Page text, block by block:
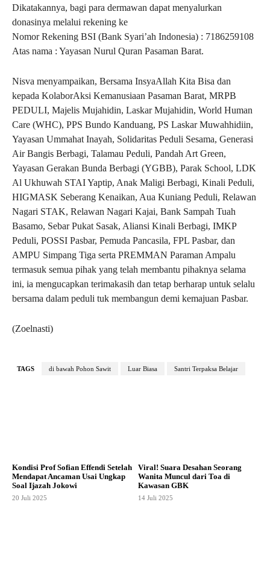
Dikatakannya, bagi para dermawan dapat menyalurkan
donasinya melalui rekening ke
Nomor Rekening BSI (Bank Syari’ah Indonesia) : 7186259108
Atas nama : Yayasan Nurul Quran Pasaman Barat.
Nisva menyampaikan, Bersama InsyaAllah Kita Bisa dan
kepada KolaborAksi Kemanusiaan Pasaman Barat, MRPB
PEDULI, Majelis Mujahidin, Laskar Mujahidin, World Human
Care (WHC), PPS Bundo Kanduang, PS Laskar Muwahhidiin,
Yayasan Ummahat Inayah, Solidaritas Peduli Sesama, Generasi
Air Bangis Berbagi, Talamau Peduli, Pandah Art Green,
Yayasan Gerakan Bunda Berbagi (YGBB), Parak School, LDK
Al Ukhuwah STAI Yaptip, Anak Maligi Berbagi, Kinali Peduli,
HIGMASK Seberang Kenaikan, Aua Kuniang Peduli, Relawan
Nagari STAK, Relawan Nagari Kajai, Bank Sampah Tuah
Basamo, Sebar Pukat Sasak, Aliansi Kinali Berbagi, IMKP
Peduli, POSSI Pasbar, Pemuda Pancasila, FPL Pasbar, dan
AMPU Simpang Tiga serta PREMMAN Paraman Ampalu
termasuk semua pihak yang telah membantu pihaknya selama
ini, ia mengucapkan terimakasih dan tetap berharap untuk selalu
bersama dalam peduli tuk membangun demi kemajuan Pasbar.
(Zoelnasti)
TAGS di bawah Pohon Sawit Luar Biasa Santri Terpaksa Belajar
Kondisi Prof Sofian Effendi Setelah
Mendapat Ancaman Usai Ungkap
Soal Ijazah Jokowi
20 Juli 2025
Viral! Suara Desahan Seorang
Wanita Muncul dari Toa di
Kawasan GBK
14 Juli 2025